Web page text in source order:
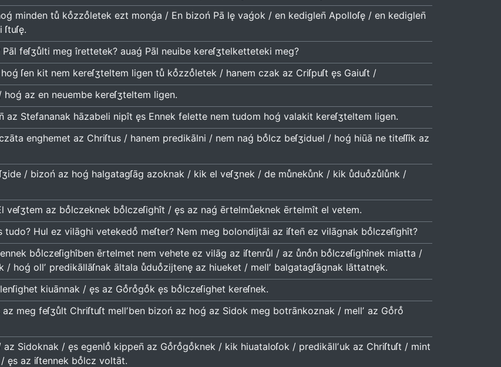
minden tuͤ koͤzzoͤletek ezt monǵa / En bizoń Pā lę vaǵok / en kediglen̄ Apolloſę / en kediglen̄
Pāl feſʒuͤlti meg îrettetek? auaǵ Pāl neuibe kereſʒtelketteteki meg?
ſen kit nem kereſʒteltem ligen tuͤ koͤzzoͤletek / hanem czak az Criſpuſt ęs Gaiuſt /
az en neuembe kereſʒteltem ligen.
az Stefananak hāzabeli nipît ęs Ennek felette nem tudom hoǵ valakit kereſʒteltem ligen.
enghemet az Chriſtus / hanem predikālni / nem naǵ boͤlcz beſʒiduel / hoǵ hiūā ne titeſſîk az
/ bizoń az hoǵ halgatagſāg azoknak / kik el veſʒnek / de muͤnekuͤnk / kik uͤduoͤzuͤluͤnk /
veſʒtem az boͤlczeknek boͤlczeſighît / ęs az naǵ ērtelmuͤeknek ērtelmît el vetem.
tudo? Hul ez vilāghi vetekedoͤ meſter? Nem meg bolondijtāi az iſten̄ ez vilāgnak boͤlczeſîghît?
boͤlczeſighîben ērtelmet nem vehete ez vilāg az iſtenruͤl / az uͤnoͤn boͤlczeſighînek miatta /
/ hoǵ ollʼ predikāllāſnak āltala uͤduoͤzijtenę az hiueket / mellʼ balgatagſāgnak lāttatnęk.
kiuānnak / ęs az Goͤroͤgoͤk ęs boͤlczeſighet kereſnek.
meg feſʒuͤlt Chriſtuſt mellʼben bizoń az hoǵ az Sidok meg botrānkoznak / mellʼ az Goͤroͤ
Sidoknak / ęs egenloͤ kippen̄ az Goͤroͤgoͤknek / kik hiuataloſok / predikāllʼuk az Chriſtuſt / mint
ęs az iſtennek boͤlcz voltāt.